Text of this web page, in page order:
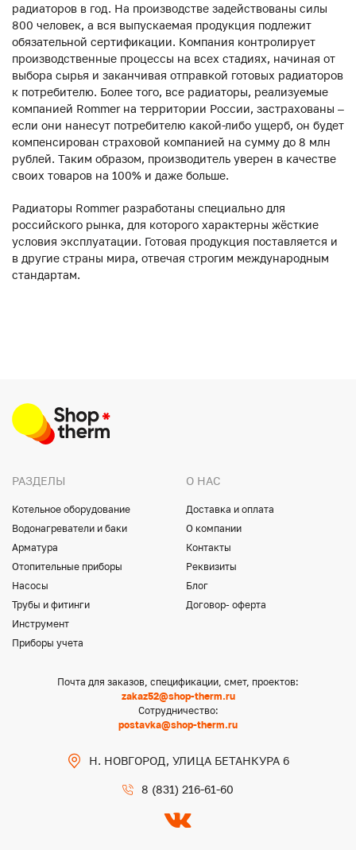
радиаторов в год. На производстве задействованы силы
800 человек, а вся выпускаемая продукция подлежит
обязательной сертификации. Компания контролирует
производственные процессы на всех стадиях, начиная от
выбора сырья и заканчивая отправкой готовых радиаторов
к потребителю. Более того, все радиаторы, реализуемые
компанией Rommer на территории России, застрахованы –
если они нанесут потребителю какой-либо ущерб, он будет
компенсирован страховой компанией на сумму до 8 млн
рублей. Таким образом, производитель уверен в качестве
своих товаров на 100% и даже больше.
Радиаторы Rommer разработаны специально для
российского рынка, для которого характерны жёсткие
условия эксплуатации. Готовая продукция поставляется и
в другие страны мира, отвечая строгим международным
стандартам.
РАЗДЕЛЫ
Котельное оборудование
Водонагреватели и баки
Арматура
Отопительные приборы
Насосы
Трубы и фитинги
Инструмент
Приборы учета
О НАС
Доставка и оплата
О компании
Контакты
Реквизиты
Блог
Договор- оферта
Почта для заказов, спецификации, смет, проектов:
zakaz52@shop-therm.ru
Сотрудничество:
postavka@shop-therm.ru
Н. НОВГОРОД, УЛИЦА БЕТАНКУРА 6
8 (831) 216-61-60